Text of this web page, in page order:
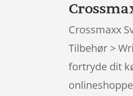
Crossmaxx
Tilbehør >
fortryde dit